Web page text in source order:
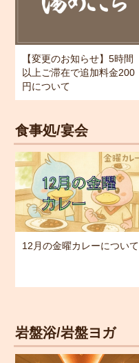
【変更のお知らせ】5時間
以上ご滞在で追加料金200
円について
食事処/宴会
12月の金曜カレーについて
岩盤浴/岩盤ヨガ